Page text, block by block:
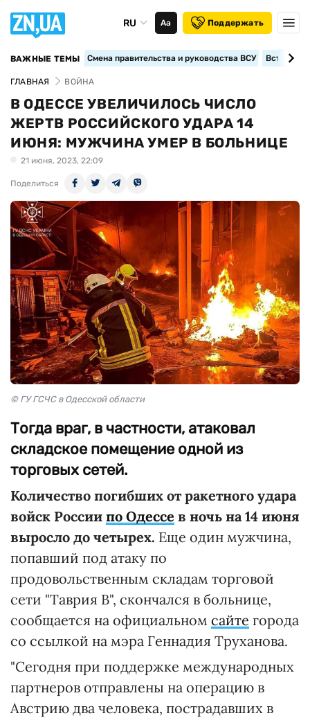
RU Аа Поддержать
ВАЖНЫЕ ТЕМЫ Смена правительства и руководства ВСУ
ГЛАВНАЯ ВОЙНА
В ОДЕССЕ УВЕЛИЧИЛОСЬ ЧИСЛО
ЖЕРТВ РОССИЙСКОГО УДАРА 14
ИЮНЯ: МУЖЧИНА УМЕР В БОЛЬНИЦЕ
21 июня, 2023, 22:09
Поделиться
© ГУ ГСЧС в Одесской области
Тогда враг, в частности, атаковал
складское помещение одной из
торговых сетей.
Количество погибших от ракетного удара
войск России по Одессе в ночь на 14 июня
выросло до четырех. Еще один мужчина,
попавший под атаку по
продовольственным складам торговой
сети "Таврия В", скончался в больнице,
сообщается на официальном сайте города
со ссылкой на мэра Геннадия Труханова.
"Сегодня при поддержке международных
партнеров отправлены на операцию в
Австрию два человека, пострадавших в